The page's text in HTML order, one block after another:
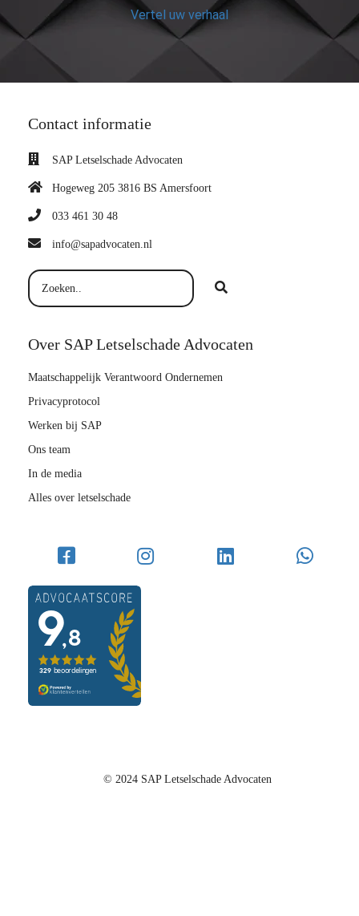
Vertel uw verhaal
Contact informatie
SAP Letselschade Advocaten
Hogeweg 205 3816 BS Amersfoort
033 461 30 48
info@sapadvocaten.nl
Over SAP Letselschade Advocaten
Maatschappelijk Verantwoord Ondernemen
Privacyprotocol
Werken bij SAP
Ons team
In de media
Alles over letselschade
© 2024 SAP Letselschade Advocaten